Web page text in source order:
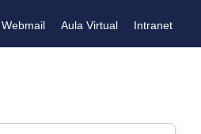
Webmail Aula Virtual Intranet